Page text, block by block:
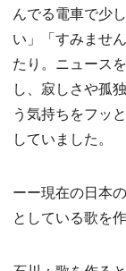
んでる電車で少
い」「すみませ
たり。ニュース
し、寂しさや孤
う気持ちをフッ
していました。
ーー現在の日本
としている歌を